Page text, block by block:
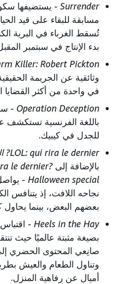
Surrender - يستضيفها
مسابقة للبقاء على قيد
تُسقط الغرباء في البرية
بدء الإنتاج في سبتمبر
Killer: Robert Pickton
وثائقية عن الجريمة
في واحدة من أكثر القضايا
Operation Deception
-
باللغة الفرنسية تستكشف
للجدل في كيبيك.
LOL: qui rira le dernier? الموسم الخامس
بالإضافة إلى le dernier?
Halloween special
-
نجاحه اللافت، إذ يتنافس
بعضهم البعض، بينما
Heels in the Hay
-
بصيغة مثبتة عالميًا حيث
صانِعي المحتوى الحضري
وتناول الطعام والعيش
أميال عن رفاهية المنزل.